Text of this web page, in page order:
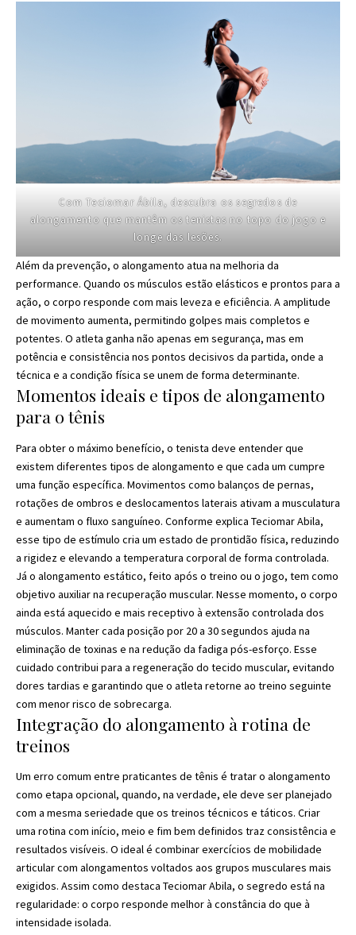
Com Teciomar Ábila, descubra os segredos de
alongamento que mantêm os tenistas no topo do jogo e
longe das lesões.
Além da prevenção, o alongamento atua na melhoria da
performance. Quando os músculos estão elásticos e prontos para a
ação, o corpo responde com mais leveza e eficiência. A amplitude
de movimento aumenta, permitindo golpes mais completos e
potentes. O atleta ganha não apenas em segurança, mas em
potência e consistência nos pontos decisivos da partida, onde a
técnica e a condição física se unem de forma determinante.
Momentos ideais e tipos de alongamento
para o tênis
Para obter o máximo benefício, o tenista deve entender que
existem diferentes tipos de alongamento e que cada um cumpre
uma função específica. Movimentos como balanços de pernas,
rotações de ombros e deslocamentos laterais ativam a musculatura
e aumentam o fluxo sanguíneo. Conforme explica Teciomar Abila,
esse tipo de estímulo cria um estado de prontidão física, reduzindo
a rigidez e elevando a temperatura corporal de forma controlada.
Já o alongamento estático, feito após o treino ou o jogo, tem como
objetivo auxiliar na recuperação muscular. Nesse momento, o corpo
ainda está aquecido e mais receptivo à extensão controlada dos
músculos. Manter cada posição por 20 a 30 segundos ajuda na
eliminação de toxinas e na redução da fadiga pós-esforço. Esse
cuidado contribui para a regeneração do tecido muscular, evitando
dores tardias e garantindo que o atleta retorne ao treino seguinte
com menor risco de sobrecarga.
Integração do alongamento à rotina de
treinos
Um erro comum entre praticantes de tênis é tratar o alongamento
como etapa opcional, quando, na verdade, ele deve ser planejado
com a mesma seriedade que os treinos técnicos e táticos. Criar
uma rotina com início, meio e fim bem definidos traz consistência e
resultados visíveis. O ideal é combinar exercícios de mobilidade
articular com alongamentos voltados aos grupos musculares mais
exigidos. Assim como destaca Teciomar Abila, o segredo está na
regularidade: o corpo responde melhor à constância do que à
intensidade isolada.